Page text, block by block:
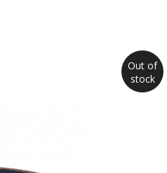
Out of
stock